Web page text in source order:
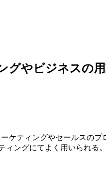
グやビジネスの用
ケティングやセールスの
ィングにてよく用いられ